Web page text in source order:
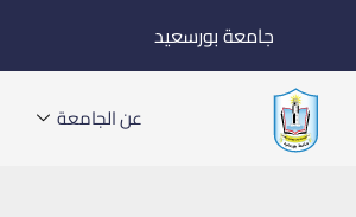
إلى
المحتوى
جامعة بورسعيد
عن الجامعة